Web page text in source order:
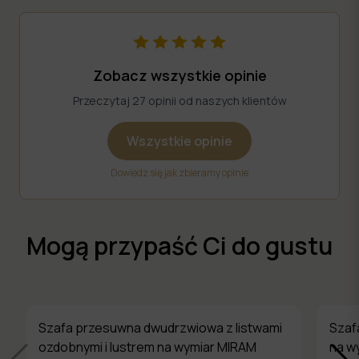
Zobacz wszystkie opinie
Przeczytaj 27 opinii od naszych klientów
Wszystkie opinie
Dowiedz się jak zbieramy opinie
Mogą przypaść Ci do gustu
Szafa przesuwna dwudrzwiowa z listwami
ozdobnymi i lustrem na wymiar MIRAM
na